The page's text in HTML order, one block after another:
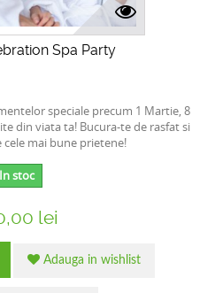
Spa Party
speciale precum 1 Martie, 8
din viata ta! Bucura-te de rasfat si
cele mai bune prietene!
In stoc
lei
Adauga in wishlist